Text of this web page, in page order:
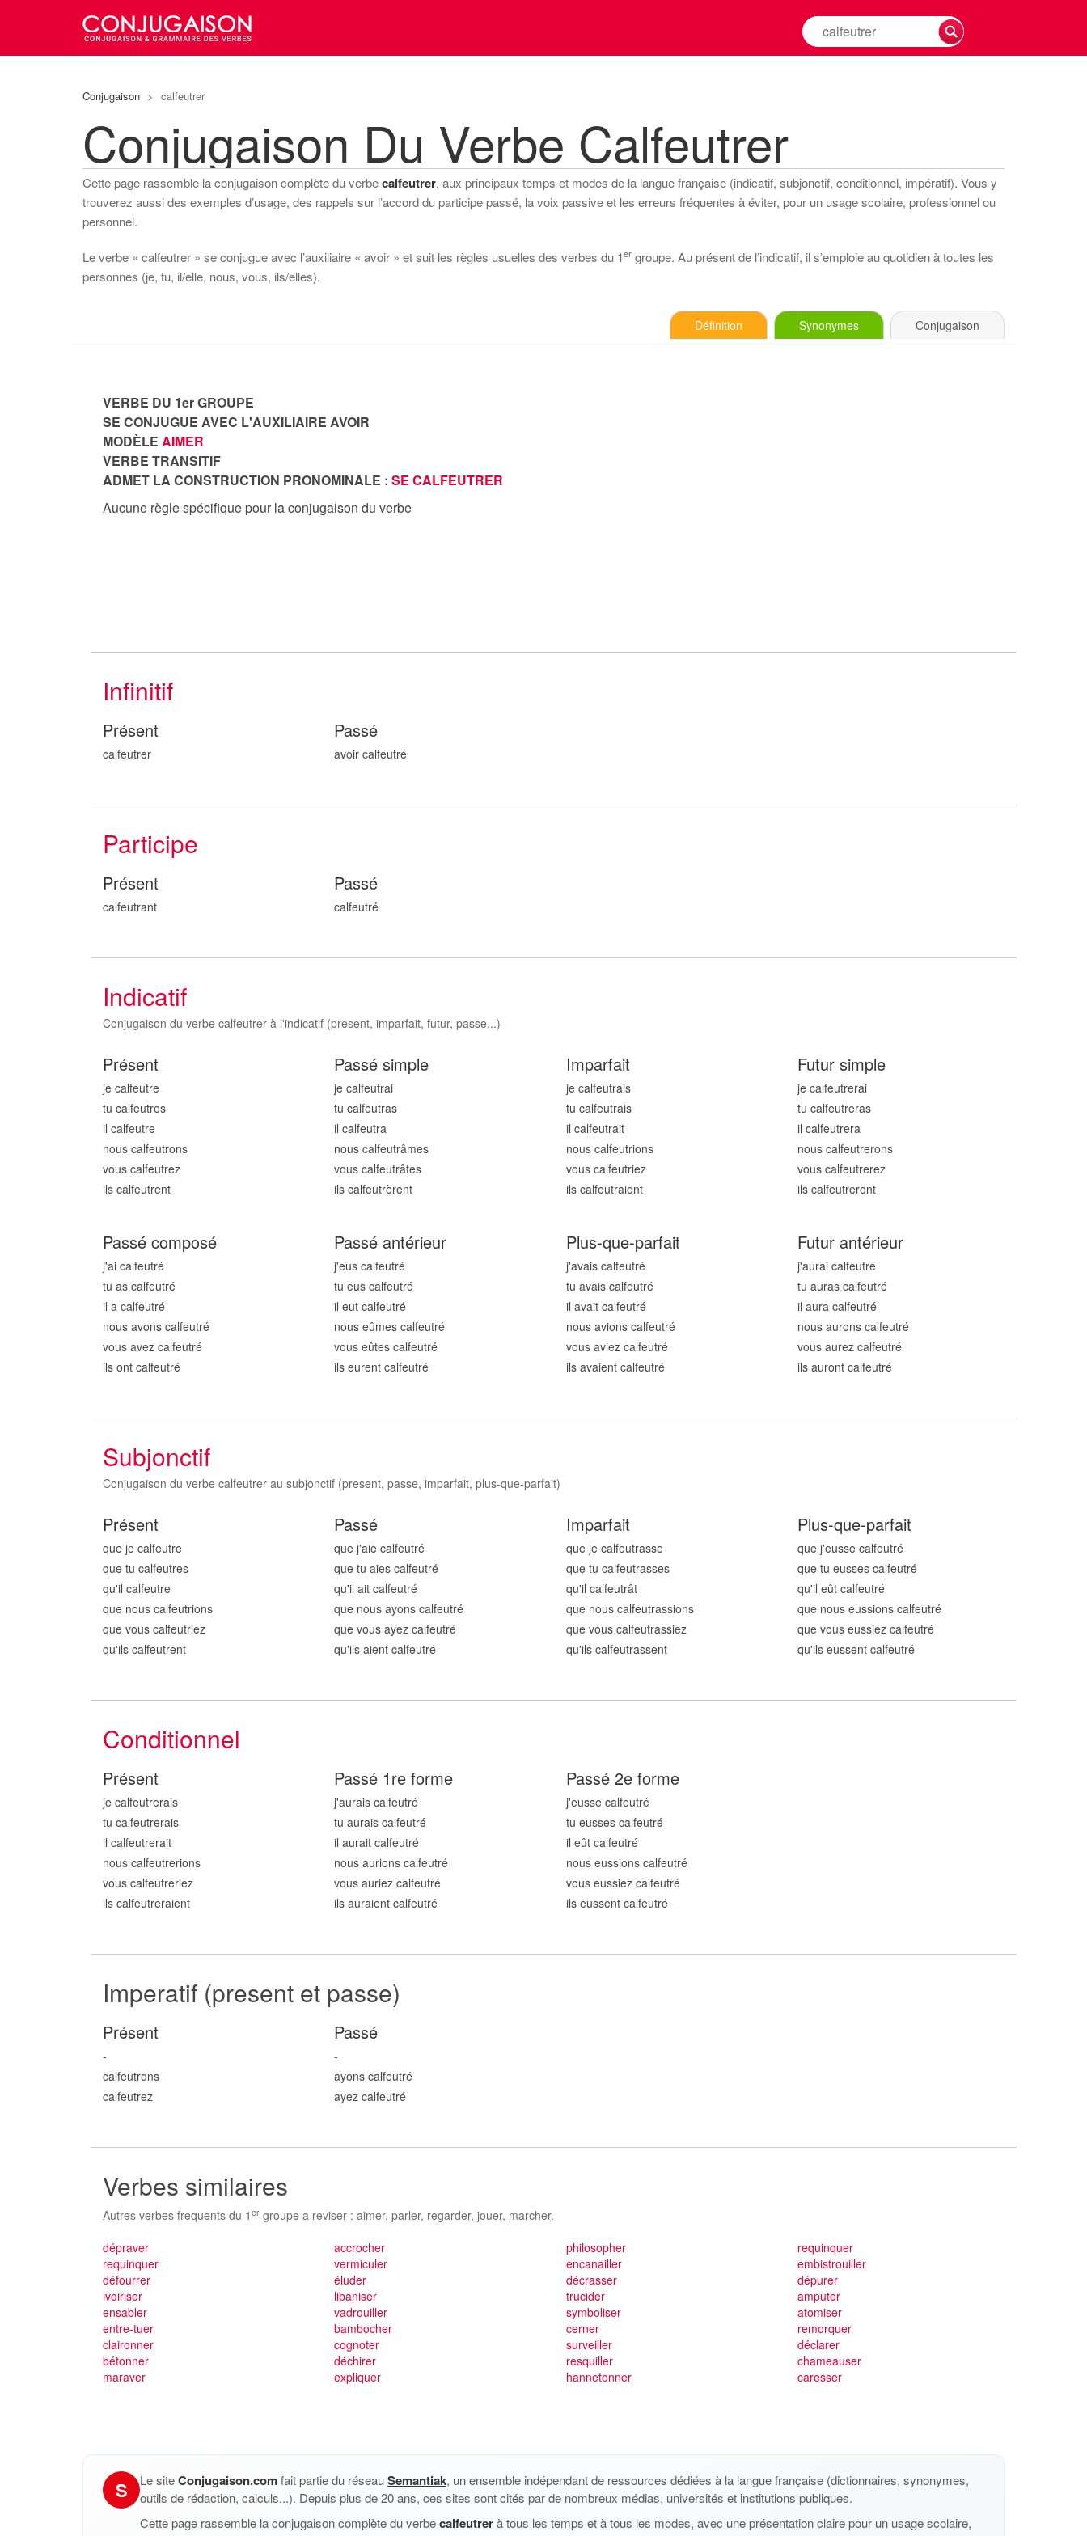
Rechercher
la
Conjugaison > calfeutrer
Conjugaison Du Verbe Calfeutrer
Cette page rassemble la conjugaison complète du verbecalfeutrer, aux principaux temps et modes de la langue française (indicatif, subjonctif, conditionnel, impératif). Vous y
trouverez aussi des exemples d’usage, des rappels sur l’accord du participe passé, la voix passive et les erreurs fréquentes à éviter, pour un usage scolaire, professionnel ou
personnel.
Le verbe « calfeutrer » se conjugue avec l’auxiliaire « avoir » et suit les règles usuelles des verbes du 1er groupe. Au présent de l’indicatif, il s’emploie au quotidien à toutes les
personnes (je, tu, il/elle, nous, vous, ils/elles).
Définition Synonymes Conjugaison
VERBE DU 1er GROUPE
SE CONJUGUE AVEC L'AUXILIAIRE AVOIR
MODÈLE AIMER
VERBE TRANSITIF
ADMET LA CONSTRUCTION PRONOMINALE : SE CALFEUTRER
Aucune règle spécifique pour la conjugaison du verbe
Infinitif
Présent
calfeutrer
Passé
avoir calfeutré
Participe
Présent
calfeutrant
Passé
calfeutré
Indicatif
Conjugaison du verbe calfeutrer à l'indicatif (present, imparfait, futur, passe...)
Présent
je calfeutre
tu calfeutres
il calfeutre
nous calfeutrons
vous calfeutrez
ils calfeutrent
Passé simple
je calfeutrai
tu calfeutras
il calfeutra
nous calfeutrâmes
vous calfeutrâtes
ils calfeutrèrent
Imparfait
je calfeutrais
tu calfeutrais
il calfeutrait
nous calfeutrions
vous calfeutriez
ils calfeutraient
Futur simple
je calfeutrerai
tu calfeutreras
il calfeutrera
nous calfeutrerons
vous calfeutrerez
ils calfeutreront
Passé composé
j'ai calfeutré
tu as calfeutré
il a calfeutré
nous avons calfeutré
vous avez calfeutré
ils ont calfeutré
Passé antérieur
j'eus calfeutré
tu eus calfeutré
il eut calfeutré
nous eûmes calfeutré
vous eûtes calfeutré
ils eurent calfeutré
Plus-que-parfait
j'avais calfeutré
tu avais calfeutré
il avait calfeutré
nous avions calfeutré
vous aviez calfeutré
ils avaient calfeutré
Futur antérieur
j'aurai calfeutré
tu auras calfeutré
il aura calfeutré
nous aurons calfeutré
vous aurez calfeutré
ils auront calfeutré
Subjonctif
Conjugaison du verbe calfeutrer au subjonctif (present, passe, imparfait, plus-que-parfait)
Présent
que je calfeutre
que tu calfeutres
qu'il calfeutre
que nous calfeutrions
que vous calfeutriez
qu'ils calfeutrent
Passé
que j'aie calfeutré
que tu aies calfeutré
qu'il ait calfeutré
que nous ayons calfeutré
que vous ayez calfeutré
qu'ils aient calfeutré
Imparfait
que je calfeutrasse
que tu calfeutrasses
qu'il calfeutrât
que nous calfeutrassions
que vous calfeutrassiez
qu'ils calfeutrassent
Plus-que-parfait
que j'eusse calfeutré
que tu eusses calfeutré
qu'il eût calfeutré
que nous eussions calfeutré
que vous eussiez calfeutré
qu'ils eussent calfeutré
Conditionnel
Présent
je calfeutrerais
tu calfeutrerais
il calfeutrerait
nous calfeutrerions
vous calfeutreriez
ils calfeutreraient
Passé 1re forme
j'aurais calfeutré
tu aurais calfeutré
il aurait calfeutré
nous aurions calfeutré
vous auriez calfeutré
ils auraient calfeutré
Passé 2e forme
j'eusse calfeutré
tu eusses calfeutré
il eût calfeutré
nous eussions calfeutré
vous eussiez calfeutré
ils eussent calfeutré
Imperatif (present et passe)
Présent
-
calfeutrons
calfeutrez
Passé
-
ayons calfeutré
ayez calfeutré
Verbes similaires
Autres verbes frequents du 1 er groupe a reviser : aimer, parler, regarder, jouer, marcher.
dépraver
requinquer
défourrer
ivoiriser
ensabler
entre-tuer
claironner
bétonner
maraver
accrocher
vermiculer
éluder
libaniser
vadrouiller
bambocher
cognoter
déchirer
expliquer
philosopher
encanailler
décrasser
trucider
symboliser
cerner
surveiller
resquiller
hannetonner
requinquer
embistrouiller
dépurer
amputer
atomiser
remorquer
déclarer
chameauser
caresser
S Le siteConjugaison.comfait partie du réseauSemantiak, un ensemble indépendant de ressources dédiées à la langue française (dictionnaires, synonymes,
outils de rédaction, calculs...). Depuis plus de 20 ans, ces sites sont cités par de nombreux médias, universités et institutions publiques.
Cette page rassemble la conjugaison complète du verbecalfeutrerà tous les temps et à tous les modes, avec une présentation claire pour un usage scolaire,